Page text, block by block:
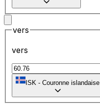
vers
vers
ISK - Couronne islandaise